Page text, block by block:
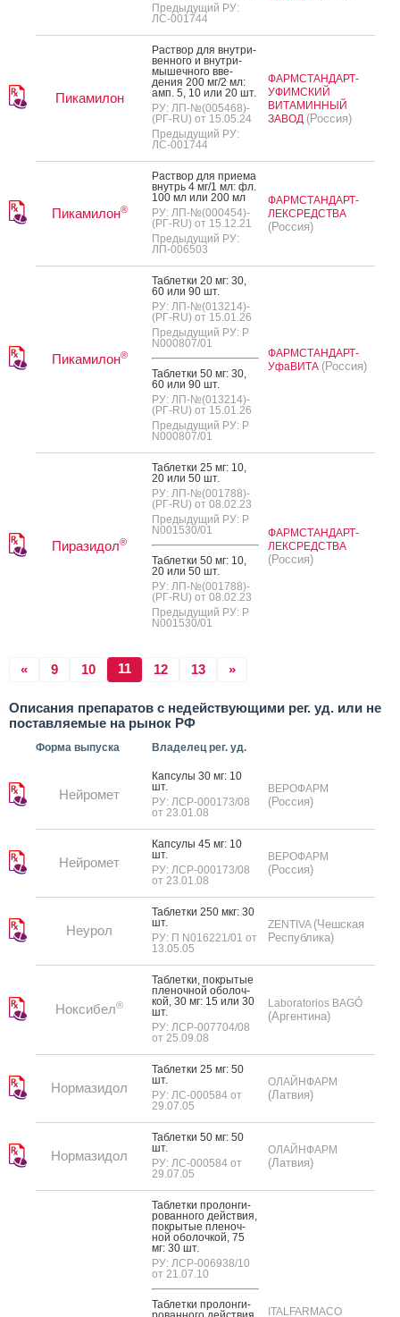
Предыдущий РУ:
ЛС-001744
Пикамилон
Рас­твор для внут­ри­
вен­но­го и внут­ри­
мышеч­но­го вве­
дения 200 мг/2 мл:
амп. 5, 10 или 20 шт.
РУ: ЛП-№(005468)-
(РГ-RU) от 15.05.24
Предыдущий РУ:
ЛС-001744
ФАРМСТАНДАРТ-
УФИМСКИЙ
ВИТАМИННЫЙ
ЗАВОД (Россия)
Пикамилон®
Рас­твор для при­ема
внутрь 4 мг/1 мл: фл.
100 мл или 200 мл
РУ: ЛП-№(000454)-
(РГ-RU) от 15.12.21
Предыдущий РУ:
ЛП-006503
ФАРМСТАНДАРТ-
ЛЕКСРЕДСТВА
(Россия)
Пикамилон®
Таб­летки 20 мг: 30,
60 или 90 шт.
РУ: ЛП-№(013214)-
(РГ-RU) от 15.01.26
Предыдущий РУ: Р
N000807/01
Таб­летки 50 мг: 30,
60 или 90 шт.
РУ: ЛП-№(013214)-
(РГ-RU) от 15.01.26
Предыдущий РУ: Р
N000807/01
ФАРМСТАНДАРТ-
УфаВИТА (Россия)
Пиразидол®
Таб­летки 25 мг: 10,
20 или 50 шт.
РУ: ЛП-№(001788)-
(РГ-RU) от 08.02.23
Предыдущий РУ: Р
N001530/01
Таб­летки 50 мг: 10,
20 или 50 шт.
РУ: ЛП-№(001788)-
(РГ-RU) от 08.02.23
Предыдущий РУ: Р
N001530/01
ФАРМСТАНДАРТ-
ЛЕКСРЕДСТВА
(Россия)
« 9 10 11 12 13 »
Описания препаратов с недействующими рег. уд. или не
поставляемые на рынок РФ
Форма выпуска Владелец рег. уд.
Нейромет
Кап­су­лы 30 мг: 10
шт.
РУ: ЛСР-000173/08
от 23.01.08
ВЕРОФАРМ
(Россия)
Нейромет
Кап­су­лы 45 мг: 10
шт.
РУ: ЛСР-000173/08
от 23.01.08
ВЕРОФАРМ
(Россия)
Неурол
Таб­летки 250 мкг: 30
шт.
РУ: П N016221/01 от
13.05.05
ZENTIVA (Чешская
Республика)
Ноксибел®
Таб­летки, пок­ры­тые
пле­ноч­ной обо­лоч­
кой, 30 мг: 15 или 30
шт.
РУ: ЛСР-007704/08
от 25.09.08
Laboratorios BAGÓ
(Аргентина)
Нормазидол
Таб­летки 25 мг: 50
шт.
РУ: ЛС-000584 от
29.07.05
ОЛАЙНФАРМ
(Латвия)
Нормазидол
Таб­летки 50 мг: 50
шт.
РУ: ЛС-000584 от
29.07.05
ОЛАЙНФАРМ
(Латвия)
Таб­летки про­лон­ги­
рован­но­го дей­ствия,
пок­ры­тые пле­ноч­
ной обо­лоч­кой, 75
мг: 30 шт.
РУ: ЛСР-006938/10
от 21.07.10
Таб­летки про­лон­ги­
ITALFARMACO